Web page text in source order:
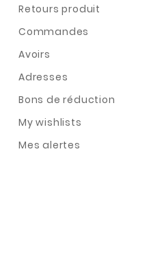
Retours produit
Commandes
Avoirs
Adresses
Bons de réduction
My wishlists
Mes alertes